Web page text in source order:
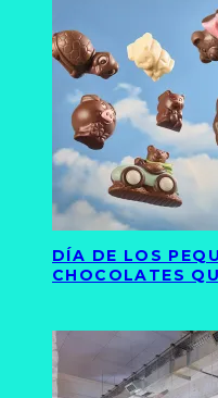
DÍA DE LOS
CHOCOLATES